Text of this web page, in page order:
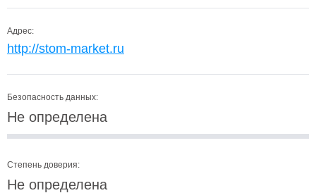
Адрес:
http://stom-market.ru
Безопасность данных:
Не определена
Степень доверия:
Не определена